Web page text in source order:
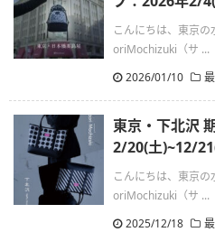
こんにちは、東京
oriMochizuki（サ ...
2026/01/10
東京・下北沢
2/20(土)~12/
こんにちは、東京
oriMochizuki（サ ...
2025/12/18